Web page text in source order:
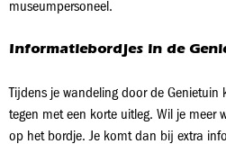
museumpersoneel.
Informatiebordjes in de
Tijdens je wandeling door de
tegen met een korte uitleg. Wil je meer
op het bordje. Je komt dan bij extra